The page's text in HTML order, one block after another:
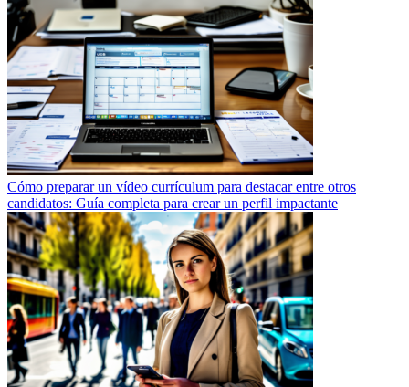
Cómo preparar un vídeo currículum para destacar entre otros
candidatos: Guía completa para crear un perfil impactante